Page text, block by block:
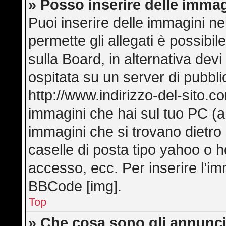
» Posso inserire delle
Puoi inserire delle immagini
permette gli allegati è
sulla Board, in alternativa
ospitata su un server di
http://www.indirizzo-del-
immagini che hai sul tuo PC
immagini che si trovano
caselle di posta tipo yahoo o
accesso, ecc. Per inserire
BBCode [img].
Top